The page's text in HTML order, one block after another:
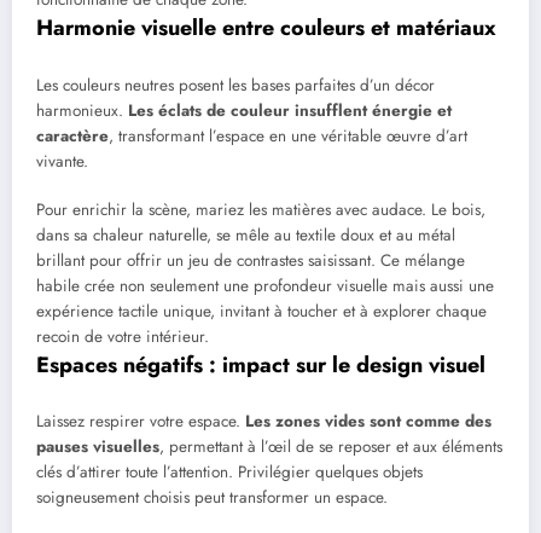
Harmonie visuelle entre couleurs et matériaux
Les couleurs neutres posent les bases parfaites d’un décor
harmonieux. Les éclats de couleur insufflent énergie et
caractère, transformant l’espace en une véritable œuvre d’art
vivante.
Pour enrichir la scène, mariez les matières avec audace. Le bois,
dans sa chaleur naturelle, se mêle au textile doux et au métal
brillant pour offrir un jeu de contrastes saisissant. Ce mélange
habile crée non seulement une profondeur visuelle mais aussi une
expérience tactile unique, invitant à toucher et à explorer chaque
recoin de votre intérieur.
Espaces négatifs : impact sur le design visuel
Laissez respirer votre espace. Les zones vides sont comme des
pauses visuelles, permettant à l’œil de se reposer et aux éléments
clés d’attirer toute l’attention. Privilégier quelques objets
soigneusement choisis peut transformer un espace.